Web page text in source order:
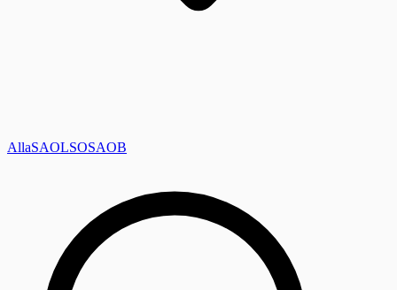
AllaSAOLSOSAOB